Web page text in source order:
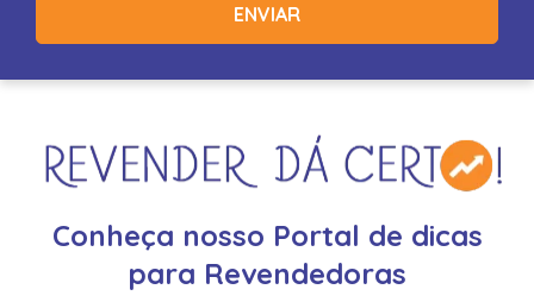
ENVIAR
Conheça nosso Portal de dicas
para Revendedoras